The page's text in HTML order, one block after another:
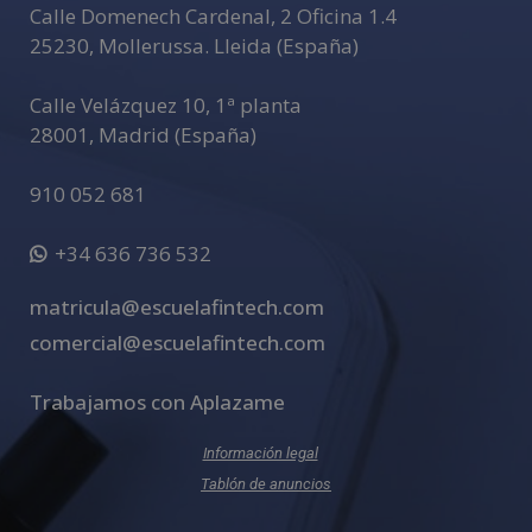
Calle Domenech Cardenal, 2 Oficina 1.4
25230, Mollerussa. Lleida (España)
Calle Velázquez 10, 1ª planta
28001 , Madrid (España)
910 052 681
+34 636 736 532
matricula@escuelafintech.com
comercial@escuelafintech.com
Trabajamos con Aplazame
Información legal
Tablón de anuncios